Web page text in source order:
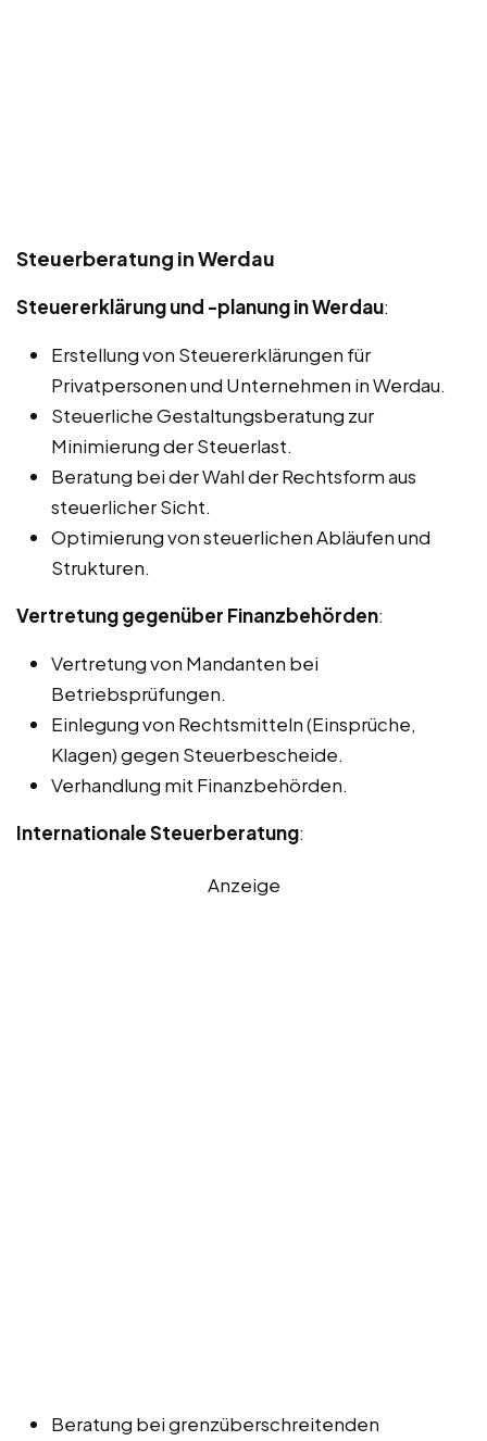
Steuerberatung in Werdau
Steuererklärung und -planung in Werdau:
Erstellung von Steuererklärungen für
Privatpersonen und Unternehmen in Werdau.
Steuerliche Gestaltungsberatung zur
Minimierung der Steuerlast.
Beratung bei der Wahl der Rechtsform aus
steuerlicher Sicht.
Optimierung von steuerlichen Abläufen und
Strukturen.
Vertretung gegenüber Finanzbehörden:
Vertretung von Mandanten bei
Betriebsprüfungen.
Einlegung von Rechtsmitteln (Einsprüche,
Klagen) gegen Steuerbescheide.
Verhandlung mit Finanzbehörden.
Internationale Steuerberatung:
Anzeige
Beratung bei grenzüberschreitenden